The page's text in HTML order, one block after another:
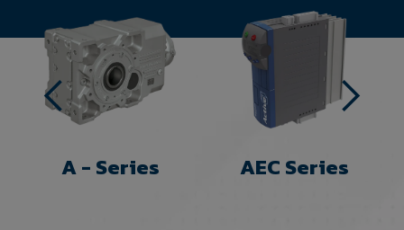
A - Series AEC Series